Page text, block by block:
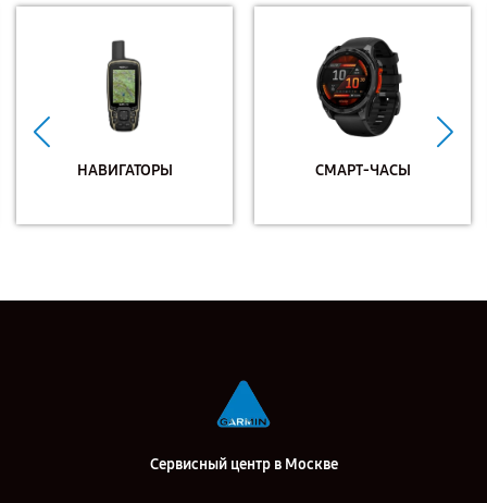
НАВИГАТОРЫ СМАРТ-ЧАСЫ
Сервисный центр в Москве